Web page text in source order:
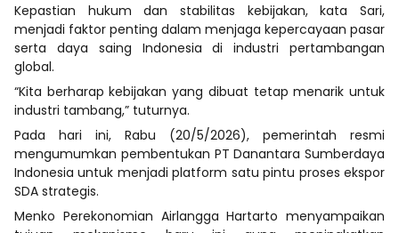
Kepastian hukum dan stabilitas kebijakan, kata Sari,
menjadi faktor penting dalam menjaga kepercayaan pasar
serta daya saing Indonesia di industri pertambangan
global.
“Kita berharap kebijakan yang dibuat tetap menarik untuk
industri tambang,” tuturnya.
Pada hari ini, Rabu (20/5/2026), pemerintah resmi
mengumumkan pembentukan PT Danantara Sumberdaya
Indonesia untuk menjadi platform satu pintu proses ekspor
SDA strategis.
Menko Perekonomian Airlangga Hartarto menyampaikan